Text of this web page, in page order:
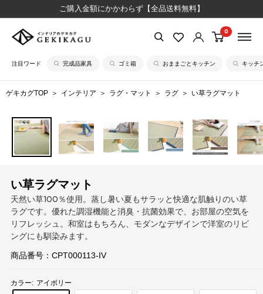
ご購入金額にかかわらず【全品送料無料】
【公
イ
テ
ア
ゲ
カ
グ
0
注目ワード 完成品家具 ゴミ箱 おままごとキッチン キッチ
ゲキカグTOP インテリア ラグ・マット ラグ い草ラグマット
い草ラグマット
天然い草100％使用。蒸し暑い夏もサラッと快適な肌触りのい草
ラグです。優れた調湿機能と消臭・抗菌効果で、お部屋の空気を
リフレッシュ。和室はもちろん、モダンなデザインで洋室のリビ
ングにも馴染みます。
商品番号： CPT000113-IV
カラー: アイボリー